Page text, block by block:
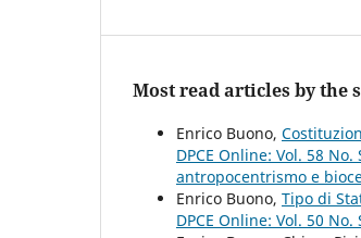
Most read articles by the
Enrico Buono,
DPCE Online: Vol. 58
antropocentrismo e
Enrico Buono, Tipo di
DPCE Online: Vol. 50 No.